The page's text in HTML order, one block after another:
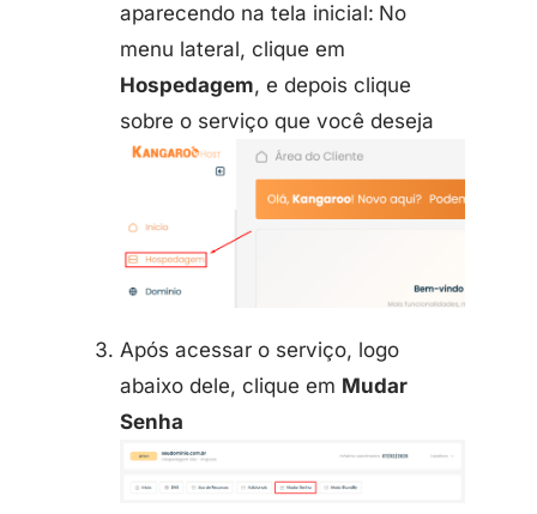
aparecendo na tela inicial: No
menu lateral, clique em
Hospedagem, e depois clique
sobre o serviço que você deseja
Após acessar o serviço, logo
abaixo dele, clique em Mudar
Senha